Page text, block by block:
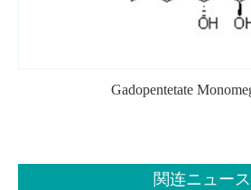
Gadopentetate
関连ニュース